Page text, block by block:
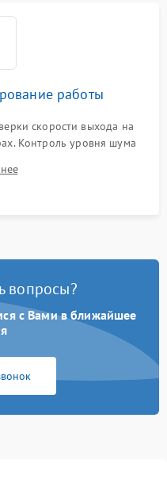
работы
скорости выхода на
Контроль уровня шума
стенок и корректного
оттайки.
вопросы?
с Вами в ближайшее